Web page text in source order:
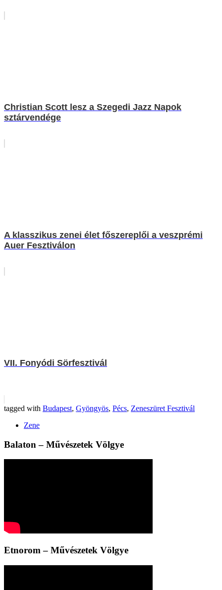
Christian Scott lesz a Szegedi Jazz Napok
sztárvendége
A klasszikus zenei élet főszereplői a veszprémi
Auer Fesztiválon
VII. Fonyódi Sörfesztivál
tagged with Budapest, Gyöngyös, Pécs, Zeneszüret Fesztivál
Zene
Balaton – Művészetek Völgye
Etnorom – Művészetek Völgye